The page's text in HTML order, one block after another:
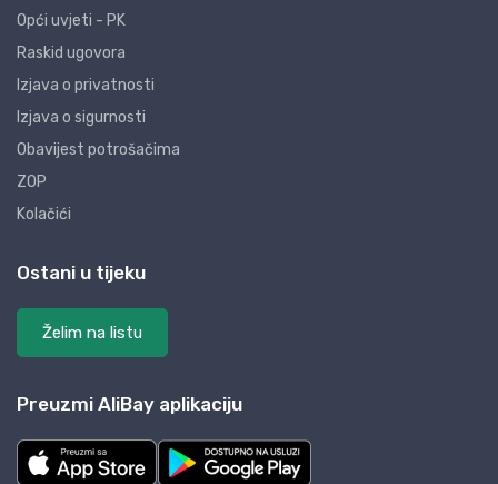
Opći uvjeti - PK
Raskid ugovora
Izjava o privatnosti
Izjava o sigurnosti
Obavijest potrošačima
ZOP
Kolačići
Ostani u tijeku
Želim na listu
Preuzmi AliBay aplikaciju